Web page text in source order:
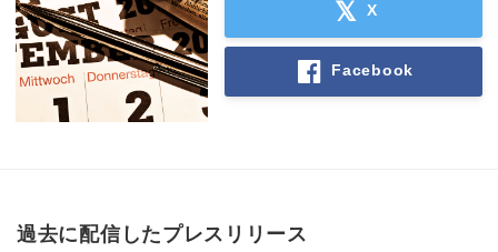
X
Facebook
過去に配信したプレスリリース